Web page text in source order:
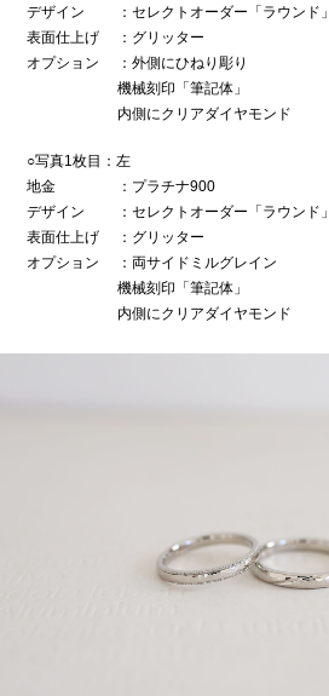
デザイン
：セレクトオーダー「ラウンド」
表面仕上げ
：グリッター
オプション
：外側にひねり彫り
機械刻印「筆記体」
内側にクリアダイヤモンド
○写真1枚目：左
地金
：プラチナ900
デザイン
：セレクトオーダー「ラウンド」
表面仕上げ
：グリッター
オプション
：両サイドミルグレイン
機械刻印「筆記体」
内側にクリアダイヤモンド